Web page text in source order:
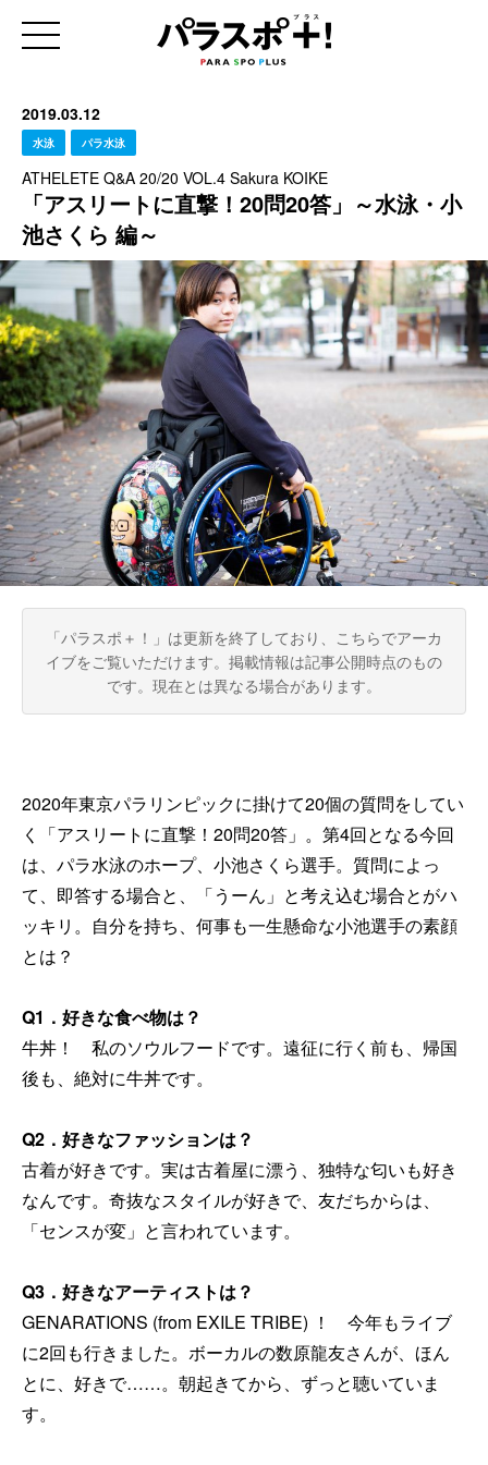
2019.03.12
水泳 パラ水泳
ATHELETE Q&A 20/20 VOL.4 Sakura KOIKE
「アスリートに直撃！20問20答」～水泳・小
池さくら 編～
「パラスポ＋！」は更新を終了しており、こちらでアーカ
イブをご覧いただけます。 掲載情報は記事公開時点のもの
です。現在とは異なる場合があります。
2020年東京パラリンピックに掛けて20個の質問をしてい
く「アスリートに直撃！20問20答」。第4回となる今回
は、パラ水泳のホープ、小池さくら選手。質問によっ
て、即答する場合と、「うーん」と考え込む場合とがハ
ッキリ。自分を持ち、何事も一生懸命な小池選手の素顔
とは？
Q1 ．好きな食べ物は？
牛丼！ 私のソウルフードです。遠征に行く前も、帰国
後も、絶対に牛丼です。
Q2 ．好きなファッションは？
古着が好きです。実は古着屋に漂う、独特な匂いも好き
なんです。奇抜なスタイルが好きで、友だちからは、
「センスが変」と言われています。
Q3 ．好きなアーティストは？
GENARATIONS (from EXILE TRIBE) ！ 今年もライブ
に2回も行きました。ボーカルの数原龍友さんが、ほん
とに、好きで……。朝起きてから、ずっと聴いていま
す。